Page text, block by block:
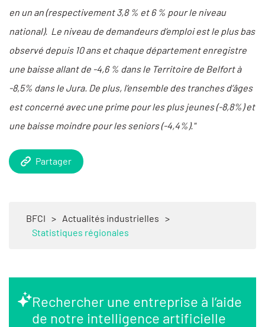
en un an (respectivement 3,8 % et 6 % pour le niveau
national). Le niveau de demandeurs d’emploi est le plus bas
observé depuis 10 ans et chaque département enregistre
une baisse allant de -4,6 % dans le Territoire de Belfort à
-8,5% dans le Jura. De plus, l’ensemble des tranches d’âges
est concerné avec une prime pour les plus jeunes (-8,8%) et
une baisse moindre pour les seniors (-4,4%)."
Partager
BFCI > Actualités industrielles >
Statistiques régionales
Rechercher une entreprise à l’aide
de notre intelligence artificielle